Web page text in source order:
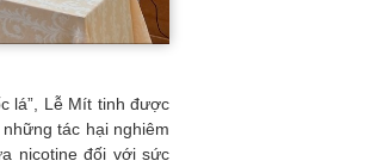
lá”, Lễ Mít tinh được
tác hại nghiêm
nicotine đối với sức